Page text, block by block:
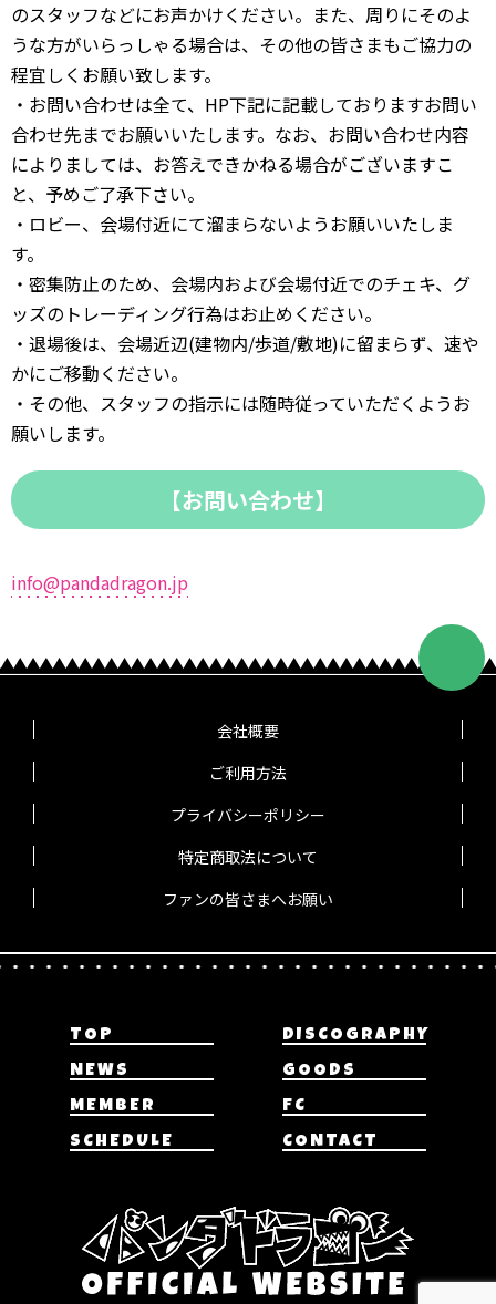
のスタッフなどにお声かけください。また、周りにそのよ
うな方がいらっしゃる場合は、その他の皆さまもご協力の
程宜しくお願い致します。
・お問い合わせは全て、HP下記に記載しておりますお問い
合わせ先までお願いいたします。なお、お問い合わせ内容
によりましては、お答えできかねる場合がございますこ
と、予めご了承下さい。
・ロビー、会場付近にて溜まらないようお願いいたしま
す。
・密集防止のため、会場内および会場付近でのチェキ、グ
ッズのトレーディング行為はお止めください。
・退場後は、会場近辺(建物内/歩道/敷地)に留まらず、速や
かにご移動ください。
・その他、スタッフの指示には随時従っていただくようお
願いします。
【お問い合わせ】
info@pandadragon.jp
会社概要
ご利用方法
プライバシーポリシー
特定商取法について
ファンの皆さまへお願い
TOP
DISCOGRAPHY
NEWS
GOODS
MEMBER
FC
SCHEDULE
CONTACT